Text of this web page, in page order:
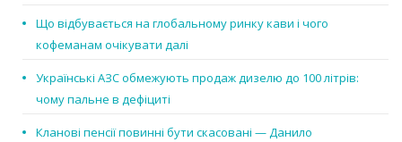
Що відбувається на глобальному ринку кави і чого
кофеманам очікувати далі
Українські АЗС обмежують продаж дизелю до 100 літрів:
чому пальне в дефіциті
Кланові пенсії повинні бути скасовані — Данило